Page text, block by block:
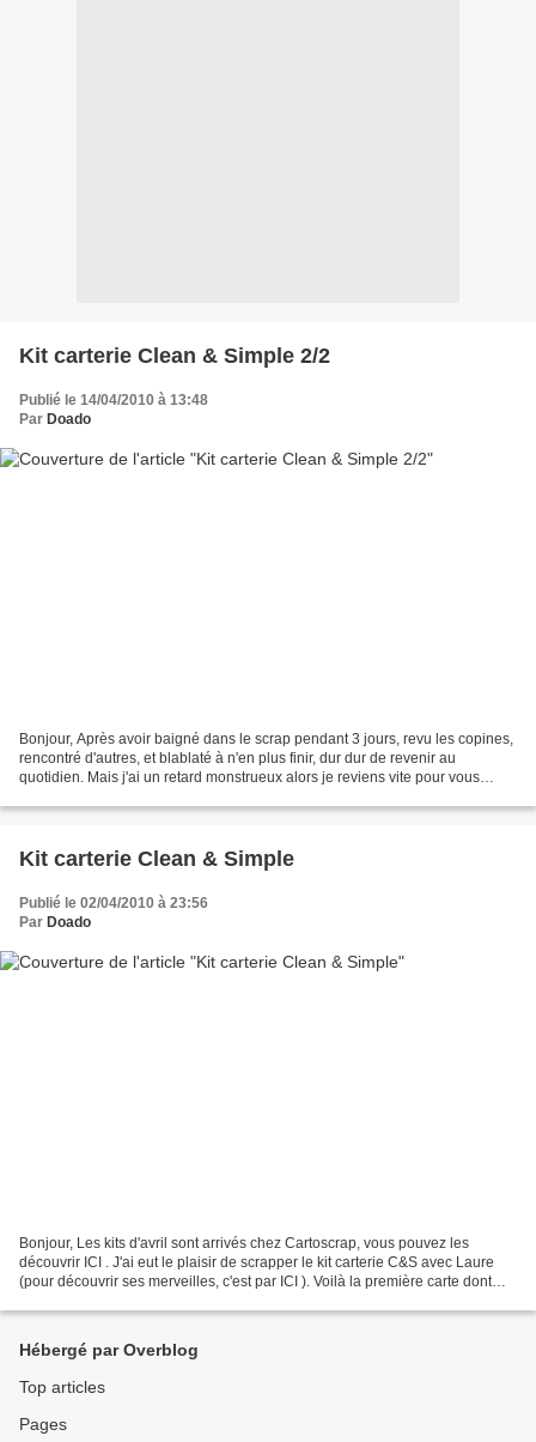
Kit carterie Clean & Simple 2/2
Publié le 14/04/2010 à 13:48
Par Doado
Bonjour, Après avoir baigné dans le scrap pendant 3 jours, revu les copines,
rencontré d'autres, et blablaté à n'en plus finir, dur dur de revenir au
quotidien. Mais j'ai un retard monstrueux alors je reviens vite pour vous
Kit carterie Clean & Simple
Publié le 02/04/2010 à 23:56
Par Doado
Bonjour, Les kits d'avril sont arrivés chez Cartoscrap, vous pouvez les
découvrir ICI . J'ai eut le plaisir de scrapper le kit carterie C&S avec Laure
(pour découvrir ses merveilles, c'est par ICI ). Voilà la première carte dont
Hébergé par Overblog
Top articles
Pages